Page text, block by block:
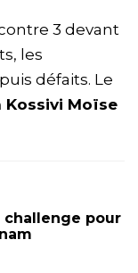
3 devant
les
défaits. Le
Kossivi Moïse
challenge pour